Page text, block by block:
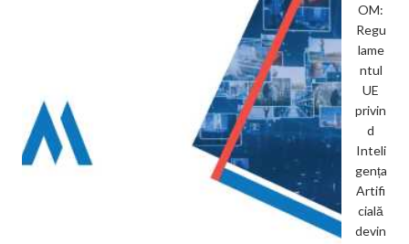
OM:
Regu
lame
ntul
UE
privin
d
Inteli
gența
Artifi
cială
devin